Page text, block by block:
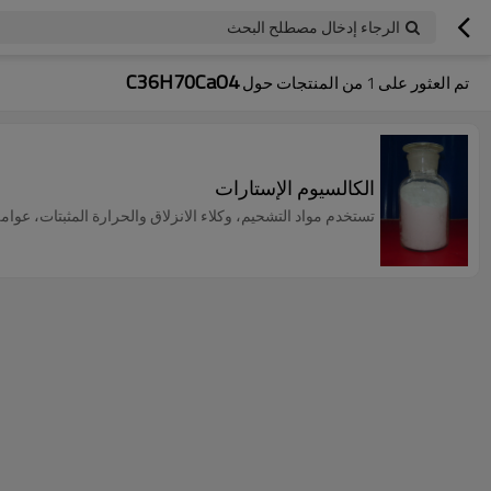
الرجاء إدخال مصطلح البحث
تم العثور على 1 من المنتجات حولC36H70CaO4
الكالسيوم الإستارات
تستخدم مواد التشحيم، وكلاء الانزلاق والحرارة المثبتات،